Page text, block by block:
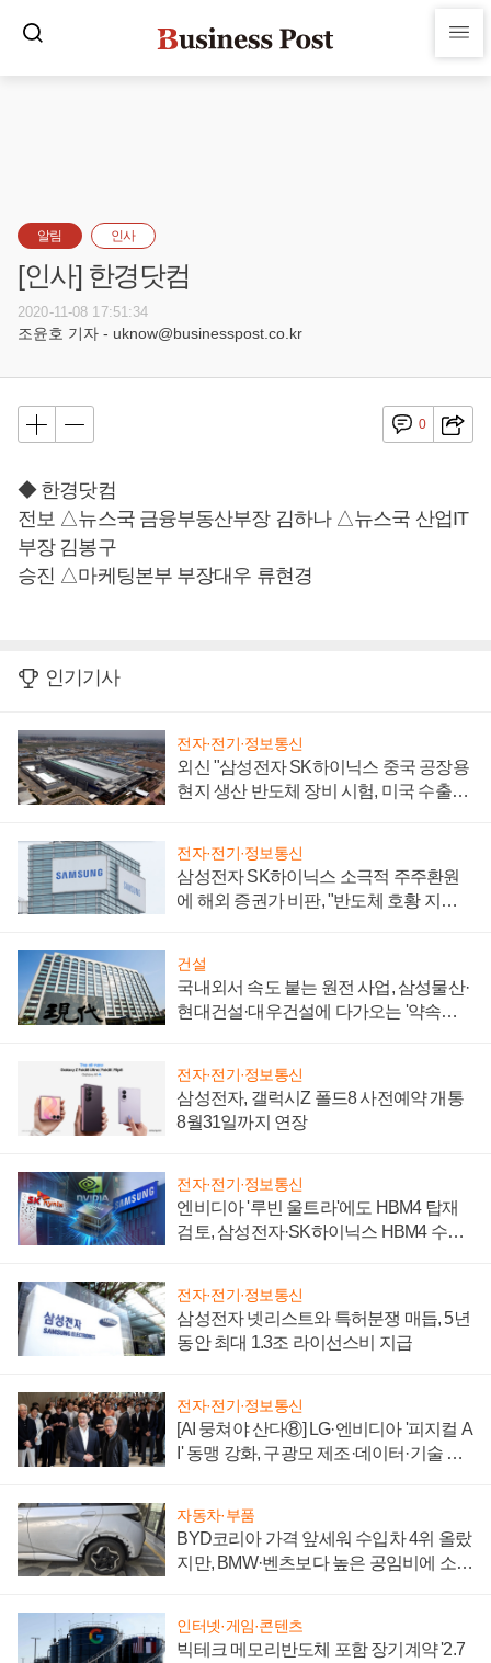
알림 인사
[인사] 한경닷컴
2020-11-08 17:51:34
조윤호 기자 - uknow@businesspost.co.kr
0
◆ 한경닷컴
전보 △뉴스국 금융부동산부장 김하나 △뉴스국 산업IT
부장 김봉구
승진 △마케팅본부 부장대우 류현경
인기기사
전자·전기·정보통신
외신 "삼성전자 SK하이닉스 중국 공장용
현지 생산 반도체 장비 시험, 미국 수출통
전자·전기·정보통신
삼성전자 SK하이닉스 소극적 주주환원
에 해외 증권가 비판, "반도체 호황 지속
건설
국내외서 속도 붙는 원전 사업, 삼성물산·
현대건설·대우건설에 다가오는 '약속의
전자·전기·정보통신
삼성전자, 갤럭시Z 폴드8 사전예약 개통
8월31일까지 연장
전자·전기·정보통신
엔비디아 '루빈 울트라'에도 HBM4 탑재
검토, 삼성전자·SK하이닉스 HBM4 수율
전자·전기·정보통신
삼성전자 넷리스트와 특허분쟁 매듭, 5년
동안 최대 1.3조 라이선스비 지급
전자·전기·정보통신
[AI 뭉쳐야 산다⑧] LG·엔비디아 '피지컬 A
I' 동맹 강화, 구광모 제조·데이터·기술 결
자동차·부품
BYD코리아 가격 앞세워 수입차 4위 올랐
지만, BMW·벤츠보다 높은 공임비에 소비
인터넷·게임·콘텐츠
빅테크 메모리반도체 포함 장기계약 '2.7